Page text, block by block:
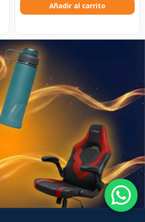
Añadir al carrito